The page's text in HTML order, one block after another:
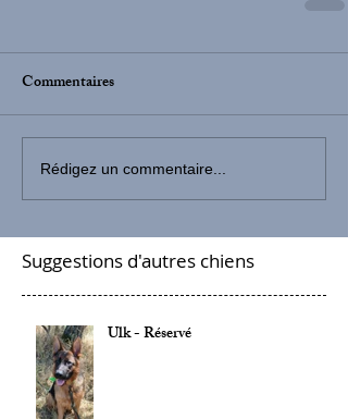
Commentaires
Rédigez un commentaire...
Suggestions d'autres chiens
Ulk - Réservé